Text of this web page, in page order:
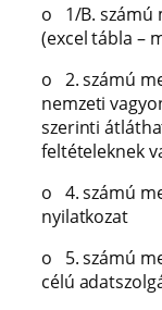
o 1/B.
(excel tábla –
o 2. számú
nemzeti
szerinti
feltételeknek
o 4. számú
nyilatkozat
o 5. számú
célú